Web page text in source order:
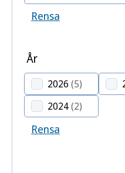
Rensa
År
2026 (5)
2024(2)
Rensa